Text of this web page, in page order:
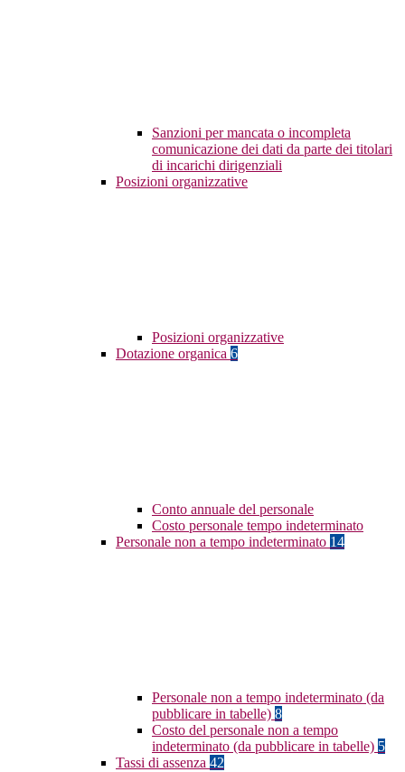
Sanzioni per mancata o incompleta
comunicazione dei dati da parte dei titolari
di incarichi dirigenziali
Posizioni organizzative
Posizioni organizzative
Dotazione organica 6
Conto annuale del personale
Costo personale tempo indeterminato
Personale non a tempo indeterminato 14
Personale non a tempo indeterminato (da
pubblicare in tabelle) 8
Costo del personale non a tempo
indeterminato (da pubblicare in tabelle) 5
Tassi di assenza 42